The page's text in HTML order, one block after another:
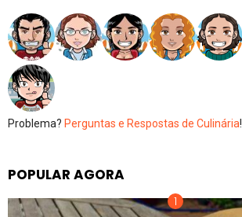
Problema? Perguntas e Respostas de Culinária!
POPULAR AGORA